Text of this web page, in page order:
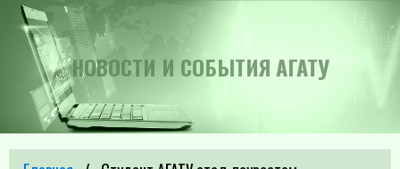
НОВОСТИ И СОБЫТИЯ АГАТУ